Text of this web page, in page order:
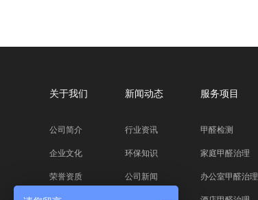
关于我们
公司简介
企业文化
荣誉资质
新闻动态
行业资讯
环保知识
公司新闻
服务项目
甲醛检测
家庭甲醛治理
办公室甲醛治理